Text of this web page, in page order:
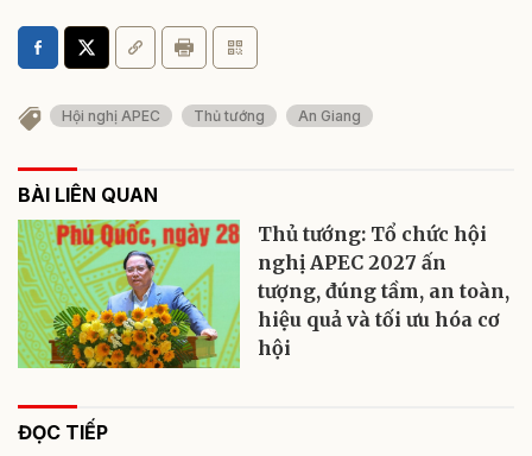
Hội nghị APEC Thủ tướng An Giang
BÀI LIÊN QUAN
Thủ tướng: Tổ chức hội
nghị APEC 2027 ấn
tượng, đúng tầm, an toàn,
hiệu quả và tối ưu hóa cơ
hội
ĐỌC TIẾP